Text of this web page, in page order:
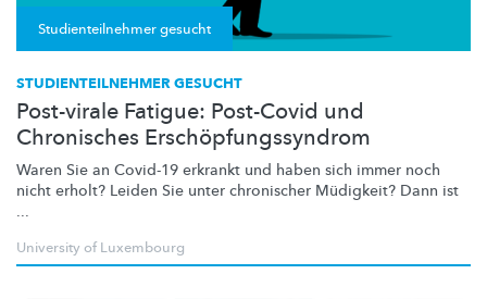
Studienteilnehmer gesucht
STUDIENTEILNEHMER GESUCHT
Post-virale Fatigue: Post-Covid und
Chronisches Erschöpfungssyndrom
Waren Sie an Covid-19 erkrankt und haben sich immer noch
nicht erholt? Leiden Sie unter chronischer Müdigkeit? Dann ist
...
University of Luxembourg